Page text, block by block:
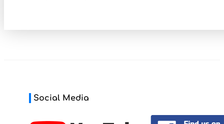
€950,00
Social Media